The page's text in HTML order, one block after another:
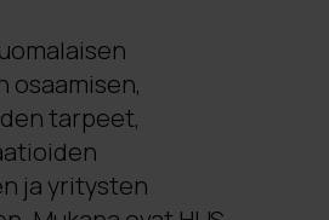
osaamisen,
tarpeet,
ja yritysten